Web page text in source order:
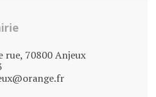
rue, 70800 Anjeux